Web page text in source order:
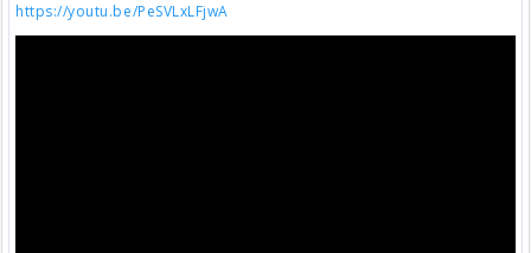
https://youtu.be/PeSVLxLFjwA